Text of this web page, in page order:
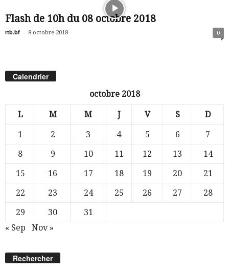
Flash de 10h du 08 octobre 2018
rtb.bf - 8 octobre 2018 0
Calendrier
octobre 2018
L M M J V S D
1 2 3 4 5 6
7
8
9 10 11 12 13
14
15
16 17 18 19 20
21
22
23 24 25 26 27
28
29
30
31
« Sep
Nov »
Rechercher